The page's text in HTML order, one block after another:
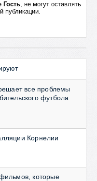
Гость, не могут оставлять
публикации.
все проблемы
футбола
Корнелии
которые